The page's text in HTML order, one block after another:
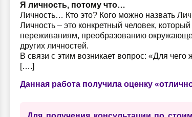
Я личность, потому что…
Личность… Кто это? Кого можно назвать
Личность – это конкретный человек,
переживаниям, преобразованию
других личностей.
В связи с этим возникает вопрос: «Для
[….]
Данная работа получила оценку